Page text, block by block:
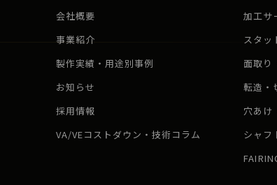
会社概要
事業紹介
製作実績・用途別事例
お知らせ
採用情報
VA/VEコストダウン・技術コラム
加工サ
スタッ
面取り
転造・
穴あけ
シャフ